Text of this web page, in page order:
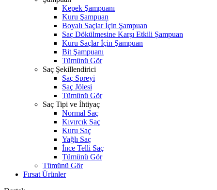
Kepek Şampuanı
Kuru Şampuan
Boyalı Saçlar İçin Şampuan
Saç Dökülmesine Karşı Etkili Şampuan
Kuru Saçlar İçin Şampuan
Bit Şampuanı
Tümünü Gör
Saç Şekillendirici
Saç Spreyi
Saç Jölesi
Tümünü Gör
Saç Tipi ve İhtiyaç
Normal Saç
Kıvırcık Saç
Kuru Saç
Yağlı Saç
İnce Telli Saç
Tümünü Gör
Tümünü Gör
Fırsat Ürünler